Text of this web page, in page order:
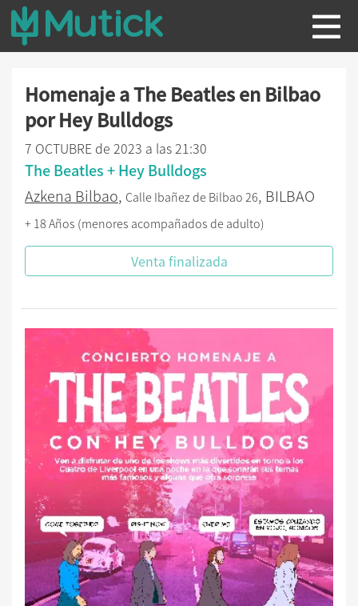
Homenaje a The Beatles en Bilbao
por Hey Bulldogs
7 OCTUBRE de 2023 a las 21:30
The Beatles + Hey Bulldogs
Azkena Bilbao, Calle Ibañez de Bilbao 26, BILBAO
+ 18 Años (menores acompañados de adulto)
Venta finalizada